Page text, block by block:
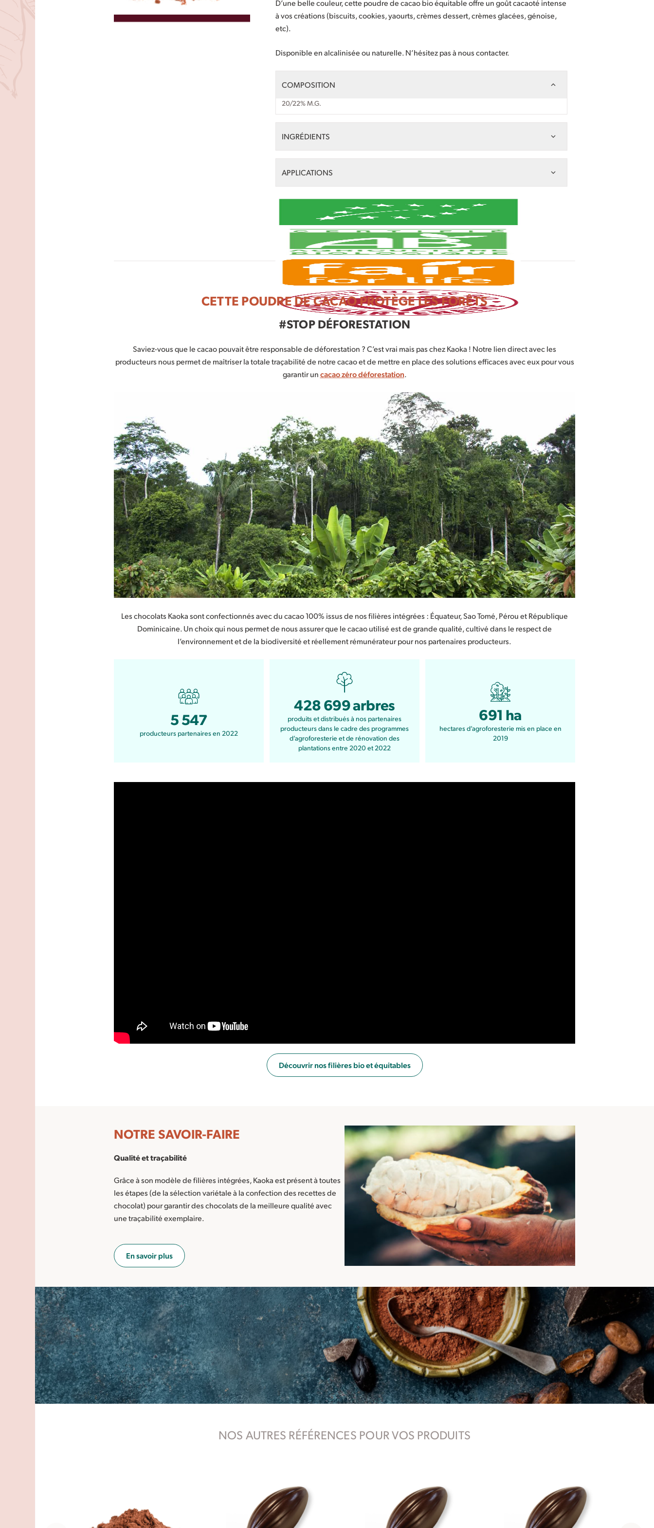
D’une belle couleur, cette poudre de cacao bio équitable offre un goût cacaoté intense
à vos créations (biscuits, cookies, yaourts, crèmes dessert, crèmes glacées, génoise,
etc).
Disponible en alcalinisée ou naturelle. N’hésitez pas à nous contacter.
COMPOSITION
20/22% M.G.
INGRÉDIENTS
APPLICATIONS
CETTE POUDRE DE CACAO PROTÈGE LES FORÊTS
#STOP DÉFORESTATION
Saviez-vous que le cacao pouvait être responsable de déforestation ? C’est vrai mais pas chez Kaoka ! Notre lien direct avec les
producteurs nous permet de maîtriser la totale traçabilité de notre cacao et de mettre en place des solutions efficaces avec eux pour vous
garantir uncacao zéro déforestation.
Les chocolats Kaoka sont confectionnés avec du cacao 100% issus de nos filières intégrées : Équateur, Sao Tomé, Pérou et République
Dominicaine. Un choix qui nous permet de nous assurer que le cacao utilisé est de grande qualité, cultivé dans le respect de
l’environnement et de la biodiversité et réellement rémunérateur pour nos partenaires producteurs.
5 547
producteurs partenaires en 2022
428 699 arbres
produits et distribués à nos partenaires
producteurs dans le cadre des programmes
d’agroforesterie et de rénovation des
plantations entre 2020 et 2022
691 ha
hectares d’agroforesterie mis en place en
2019
Découvrir nos filières bio et équitables
NOTRE SAVOIR-FAIRE
Qualité et traçabilité
Grâce à son modèle de filières intégrées, Kaoka est présent à toutes
les étapes (de la sélection variétale à la confection des recettes de
chocolat) pour garantir des chocolats de la meilleure qualité avec
une traçabilité exemplaire.
En savoir plus
NOS AUTRES RÉFÉRENCES POUR VOS PRODUITS